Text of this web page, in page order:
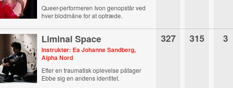
Queer-performeren Ivon genopstår ved
hver blodmåne for at optræde.
Liminal Space
Instruktør: Ea Johanne Sandberg,
Alpha Nord
Efter en traumatisk oplevelse påtager
Ebbe sig en andens identitet.
327 315 3